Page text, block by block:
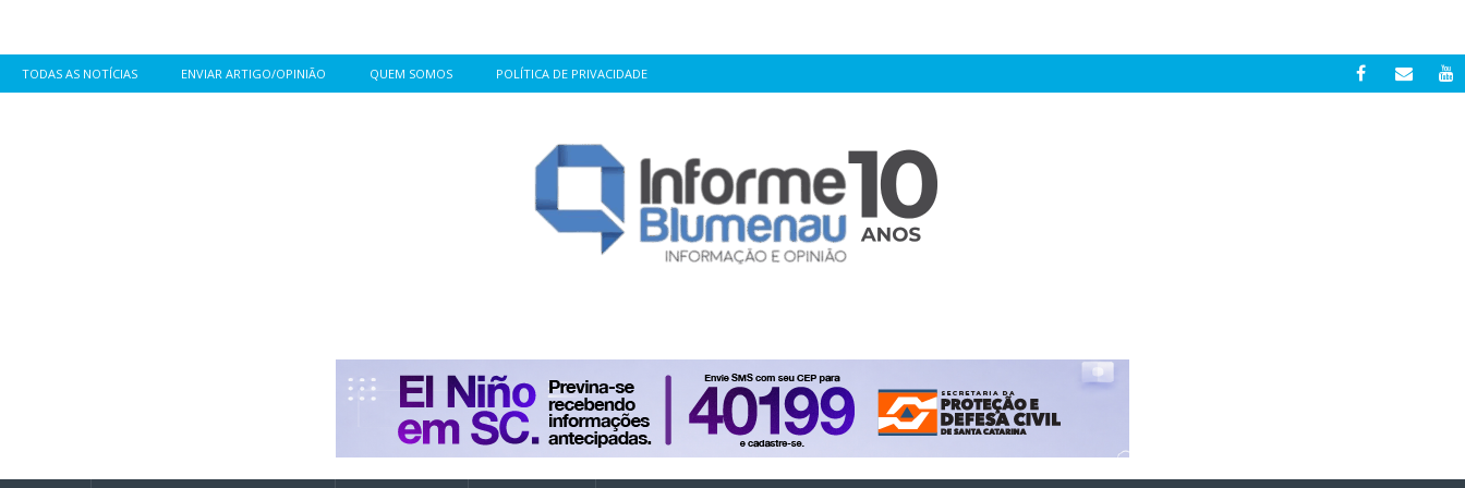
TODAS AS NOTÍCIAS ENVIAR ARTIGO/OPINIÃO QUEM SOMOS POLÍTICA DE PRIVACIDADE